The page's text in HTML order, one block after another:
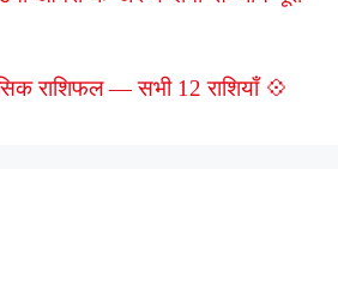
राशिफल — सभी 12 राशियाँ 💠